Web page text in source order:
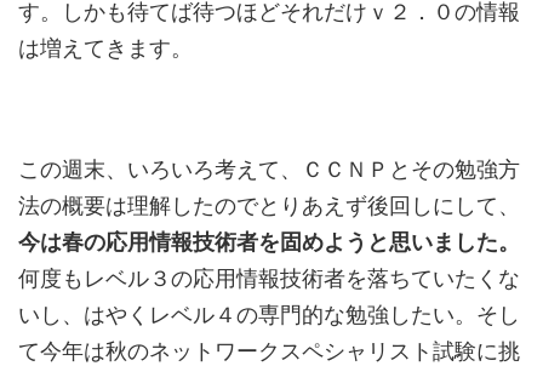
す。しかも待てば待つほどそれだけｖ２．０の情報
は増えてきます。
この週末、いろいろ考えて、ＣＣＮＰとその勉強方
法の概要は理解したのでとりあえず後回しにして、
今は春の応用情報技術者を固めようと思いました。
何度もレベル３の応用情報技術者を落ちていたくな
いし、はやくレベル４の専門的な勉強したい。そし
て今年は秋のネットワークスペシャリスト試験に挑